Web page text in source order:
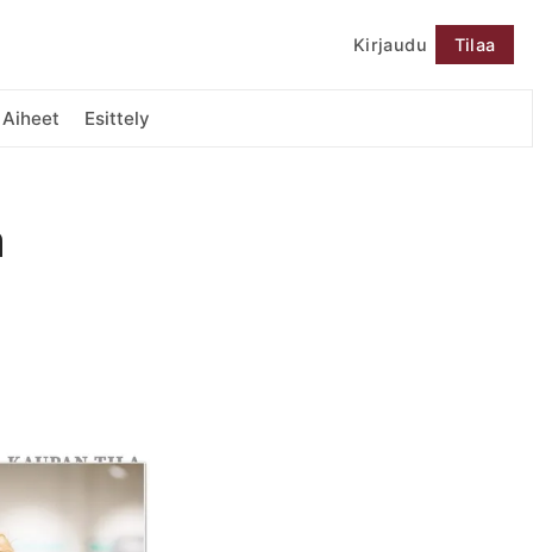
Kirjaudu Tilaa
Aiheet Esittely
Seuraa